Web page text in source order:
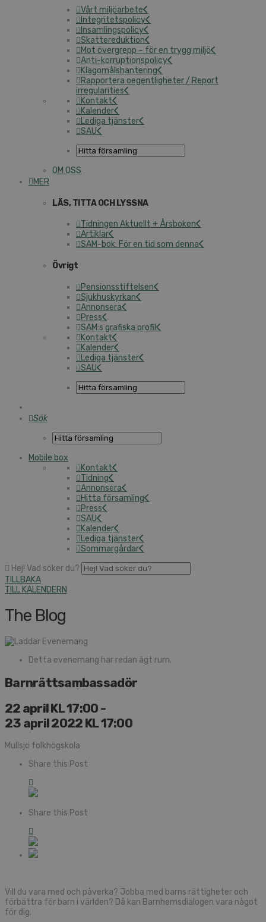
Vårt miljöarbete
Integritetspolicy
Insamlingspolicy
Skattereduktion
Mot övergrepp – för en trygg miljö
Anti-korruptionspolicy
Klagomålshantering
Rapportera oegentligheter / Report
irregularities
Kontakt
Kalender
Lediga tjänster
SAU
OM OSS
MER
LÄS, TITTA OCH LYSSNA
Tidningen Aktuellt + Årsboken
Artiklar
SAM-bok: För en tid som denna
Övrigt
Pensionsstiftelsen
Sjukhuskyrkan
Annonsera
Press
SAM:s grafiska profil
Kontakt
Kalender
Lediga tjänster
SAU
Sök
Mobile box
Kontakt
Tidning
Annonsera
Hitta församling
Press
SAU
Kalender
Lediga tjänster
Sommargårdar
Hej! Vad söker du?
TILLBAKA
TILL KALENDERN
The Blog
Detta evenemang har redan ägt rum.
Barnrättsambassadör
22 april KL 17:00 -
23 april 2022 KL 17:00
Mullsjö folkhögskola
Share this Post
Share this Post
Vill du vara med och påverka? Jobba med barns rättigheter och
förbättra för barn i världen? Då kan Barnhemsdialogen vara något
för dig.